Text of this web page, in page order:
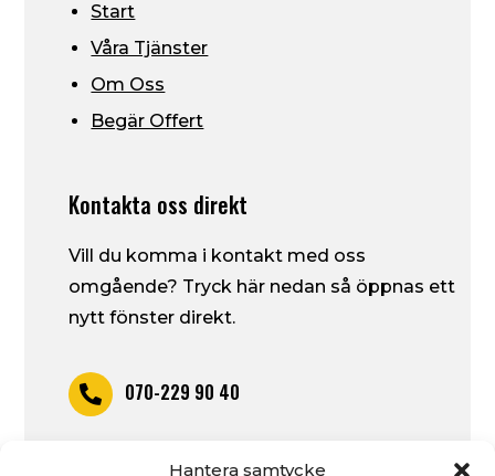
Hantera samtycke
Start
Våra Tjänster
Om Oss
Begär Offert
Kontakta oss direkt
Vill du komma i kontakt med oss
omgående? Tryck här nedan så öppnas ett
nytt fönster direkt.
 070-229 90 40
piruab@outlook.com